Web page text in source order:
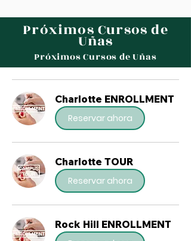
Próximos Cursos de
Uñas
Próximos Cursos de Uñas
Charlotte ENROLLMENT
Reservar ahora
Charlotte TOUR
Reservar ahora
Rock Hill ENROLLMENT